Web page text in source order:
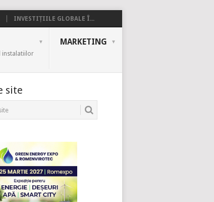
INVESTIȚIILE GLOBALE Î...
instalatiilor
MARKETING
site